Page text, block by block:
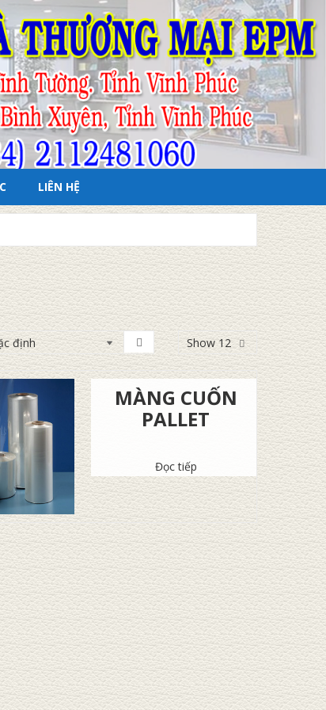
LIÊN HỆ
Show 12
MÀNG CUỐN
PALLET
Đọc tiếp